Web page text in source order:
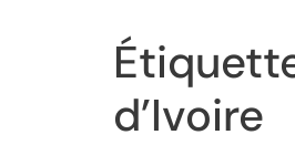
d’Ivoire